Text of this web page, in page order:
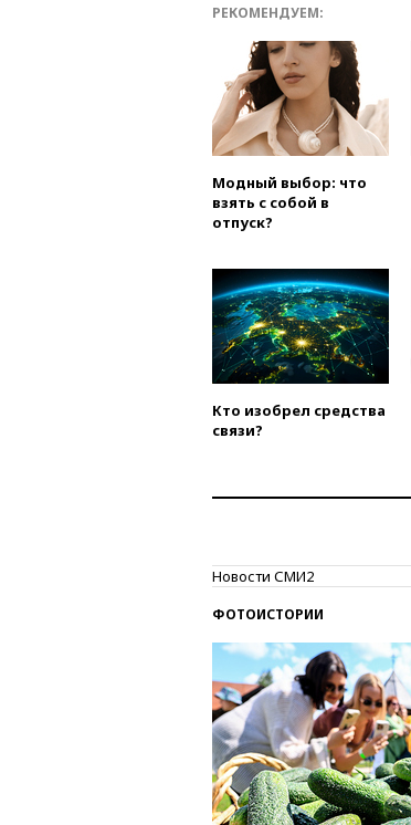
РЕКОМЕНДУЕМ:
Модный выбор: что
взять с собой в
отпуск?
Кто изобрел средства
связи?
Новости СМИ2
ФОТОИСТОРИИ